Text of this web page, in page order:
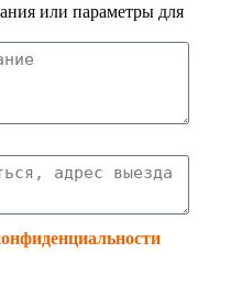
или параметры для